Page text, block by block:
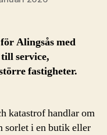
Alingsås med
service,
fastigheter.
katastrof handlar om
sorlet i en butik eller